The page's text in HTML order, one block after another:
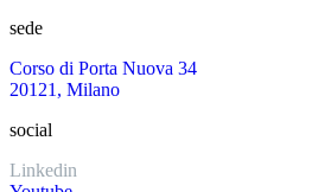
sede
Corso di Porta Nuova 34
20121, Milano
social
Linkedin